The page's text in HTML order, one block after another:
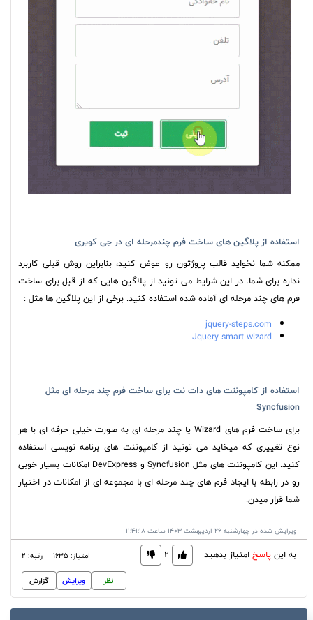
استفاده از پلاگین های ساخت فرم چندمرحله ای در جی کویری
ممکنه شما نخواید قالب پروژتون رو عوض کنید، بنابراین روش قبلی کاربرد
نداره برای شما. در این شرایط می تونید از پلاگین هایی که از قبل برای ساخت
فرم های چند مرحله ای آماده شده استفاده کنید. برخی از این پلاگین ها مثل :
jquery-steps.com
Jquery smart wizard
استفاده از کامپوننت های دات نت برای ساخت فرم چند مرحله ای مثل
Syncfusion
برای ساخت فرم های Wizard یا چند مرحله ای به صورت خیلی حرفه ای با هر
نوع تغییری که میخاید می تونید از کامپوننت های برنامه نویسی استفاده
کنید. این کامپوننت های مثل Syncfusion و DevExpress امکانات بسیار خوبی
رو در رابطه با ایجاد فرم های چند مرحله ای با مجموعه ای از امکانات در اختیار
شما قرار میدن.
ویرایش شده در چهارشنبه 26 اردیبهشت 1403 ساعت 11:41:18
به اینپاسخامتیاز بدهید 2 امتیاز: 1635
رتبه: 2
نظر
ویرایش گزارش